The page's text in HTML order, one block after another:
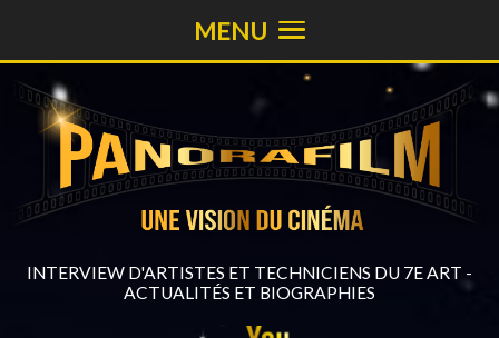
INTERVIEW D'ARTISTES ET TECHNICIENS DU 7E ART -
ACTUALITÉS ET BIOGRAPHIES
MENU